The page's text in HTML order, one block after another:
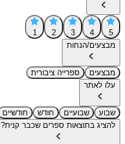
5
4
3
2
1
מבצעים/הנחות
מבצעים
ספרייה ציבורית
עלו לאתר
שבוע שבועיים חודש
חודשיים
להציג בתוצאות ספרים שכבר קנית?